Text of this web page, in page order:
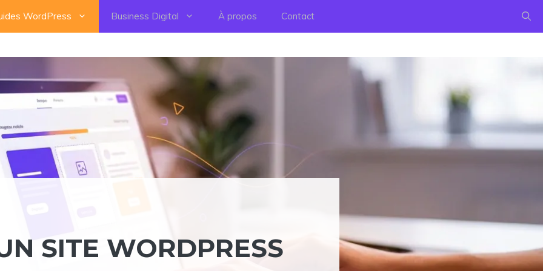
WordPress Business Digital À propos Contact
SITE WORDPRESS